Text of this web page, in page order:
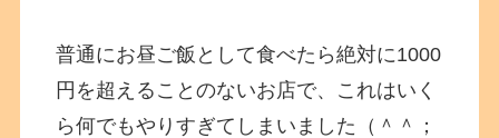
普通にお昼ご飯として食べたら絶対に1000
円を超えることのないお店で、これはいく
ら何でもやりすぎてしまいました（＾＾；